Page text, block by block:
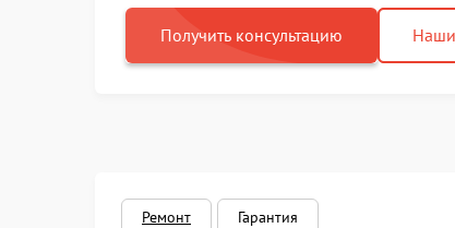
Получить консультацию
Ремонт Гарантия